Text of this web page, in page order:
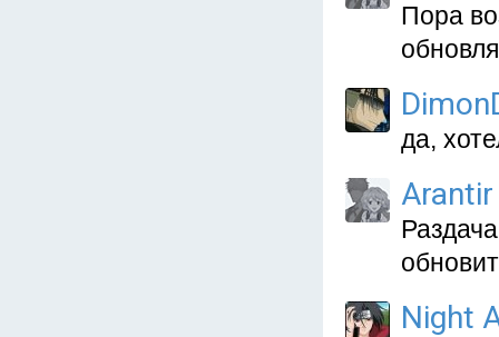
Пора
да,
Arantir
Night